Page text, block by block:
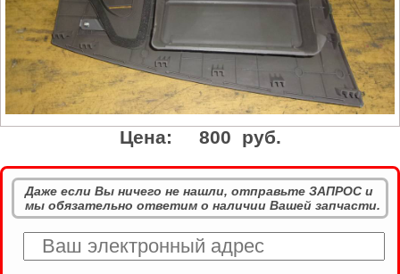
Цена: 800 руб.
Даже если Вы ничего не нашли, отправьте ЗАПРОС и
мы обязательно ответим о наличии Вашей запчасти.